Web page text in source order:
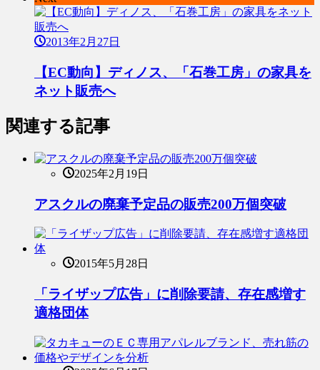
2013年2月27日
【EC動向】ディノス、「石巻工房」の家具を
ネット販売へ
関連する記事
2025年2月19日
アスクルの廃棄予定品の販売200万個突破
2015年5月28日
「ライザップ広告」に削除要請、存在感増す
適格団体